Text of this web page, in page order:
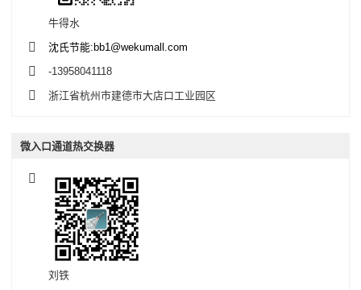
牛得水
沈氏节能:bb1@wekumall.com
-13958041118
浙江省杭州市建德市大店口工业园区
微入口通道热交换器
刘铁